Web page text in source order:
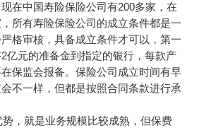
在中国寿险保险公司有200多家，在
所有寿险保险公司的成立条件都是一
格审核，具备成立条件才可以，第一
亿元的准备金到指定的银行，每款产
保监会报备。保险公司成立时间有早
不一样，但都是按照合同条款进行承
就是业务规模比较成熟，但保费